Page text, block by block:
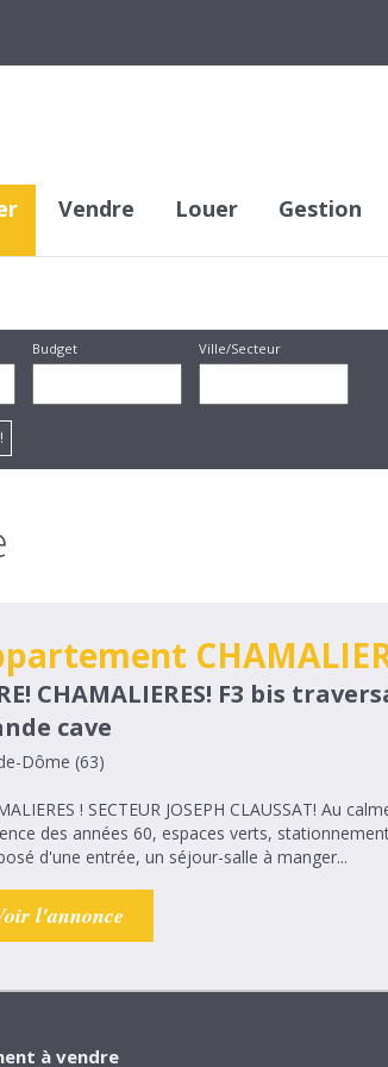
Vendre Louer Gestion
Budget Ville/Secteur
CHAMALIERES! F3 bis
cave
Dôme (63)
! SECTEUR JOSEPH CLAUSSAT! Au calme, un appartement F3 bis traversant au RDC surélevé dans une
des années 60, espaces verts,
d'une entrée, un séjour-salle à manger...
l'annonce
à vendre